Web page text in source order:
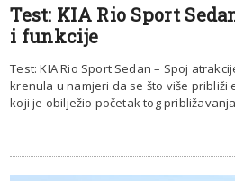
Test: KIA Rio Sport
i funkcije
Test: KIA Rio Sport Sedan – Spoj
krenula u namjeri da se što više približi
koji je obilježio početak tog